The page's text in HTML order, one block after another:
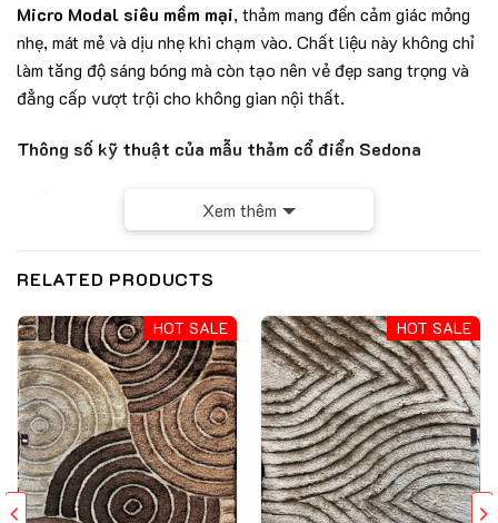
Micro Modal siêu mềm mại, thảm mang đến cảm giác mỏng
nhẹ, mát mẻ và dịu nhẹ khi chạm vào. Chất liệu này không chỉ
làm tăng độ sáng bóng mà còn tạo nên vẻ đẹp sang trọng và
đẳng cấp vượt trội cho không gian nội thất.
Thông số kỹ thuật của mẫu thảm cổ điển Sedona
Chất liệu sợi: Viscose + Micro Modal + Acrylic
Nút dệt: 1500
Điểm dệt: 4.500.000
Xuất xứ: Iran
Đặc điểm nổi bật của mẫu thảm cổ điển Sedona
Xem thêm
RELATED PRODUCTS
HOT SALE HOT SALE